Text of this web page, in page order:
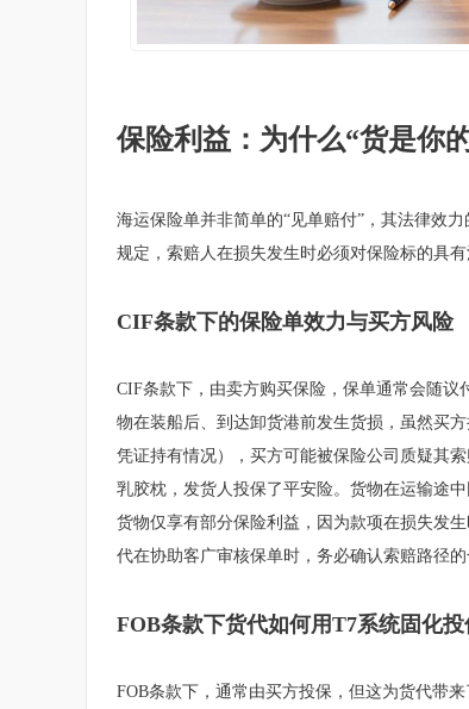
保险利益：为什么“货是你
海运保险单并非简单的“见单赔付”，其法律效
规定，索赔人在损失发生时必须对保险标的具
CIF条款下的保险单效力与买方风险
CIF条款下，由卖方购买保险，保单通常会随
物在装船后、到达卸货港前发生货损，虽然买
凭证持有情况），买方可能被保险公司质疑其
乳胶枕，发货人投保了平安险。货物在运输途
货物仅享有部分保险利益，因为款项在损失发
代在协助客广审核保单时，务必确认索赔路径的
FOB条款下货代如何用T7系统固化
FOB条款下，通常由买方投保，但这为货代带